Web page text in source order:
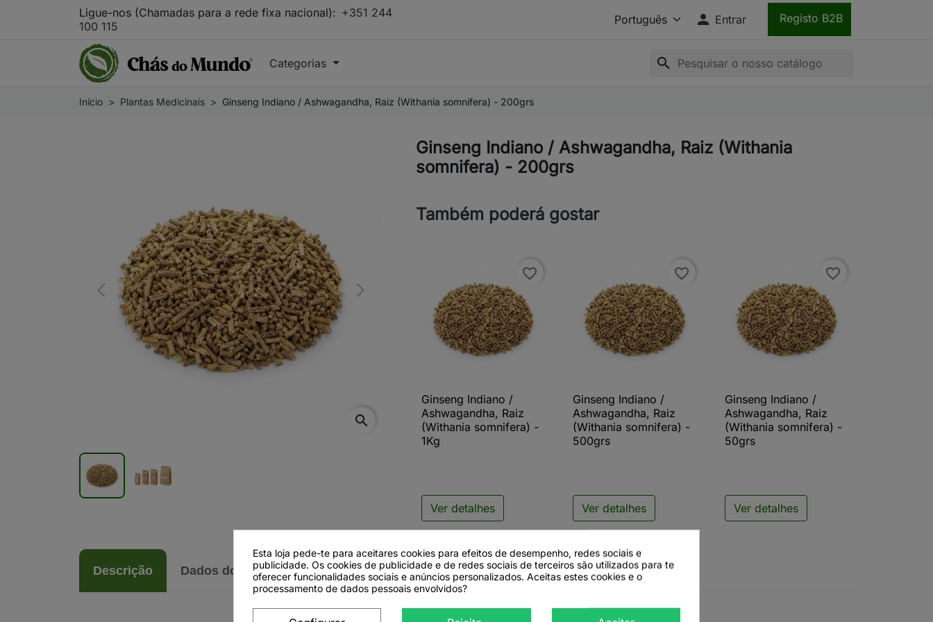
Ligue-nos (Chamadas para a rede fixa nacional): +351 244
100 115
 Entrar Registo B2B
Categorias search
Início Plantas Medicinais Ginseng Indiano / Ashwagandha, Raiz (Withania somnifera) - 200grs
Previous Next
search
Ginseng Indiano / Ashwagandha, Raiz (Withania
somnifera) - 200grs
Também poderá gostar
favorite_border
 Vista rápida
Ginseng Indiano /
Ashwagandha, Raiz
(Withania somnifera) -
1Kg
Ver detalhes
favorite_border
 Vista rápida
Ginseng Indiano /
Ashwagandha, Raiz
(Withania somnifera) -
500grs
Ver detalhes
favorite_border
 Vista rápida
Ginseng Indiano /
Ashwagandha, Raiz
(Withania somnifera) -
50grs
Ver detalhes
Descrição Dados do produto
Esta loja pede-te para aceitares cookies para efeitos de desempenho, redes sociais e
publicidade. Os cookies de publicidade e de redes sociais de terceiros são utilizados para te
oferecer funcionalidades sociais e anúncios personalizados. Aceitas estes cookies e o
processamento de dados pessoais envolvidos?